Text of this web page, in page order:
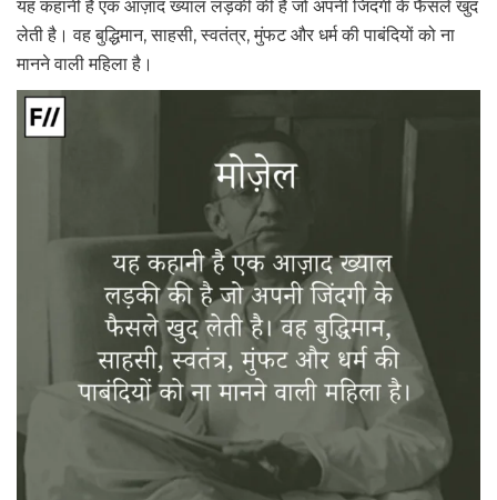
यह कहानी है एक आज़ाद ख्याल लड़की की है जो अपनी जिंदगी के फैसले खुद
लेती है। वह बुद्धिमान, साहसी, स्वतंत्र, मुंफट और धर्म की पाबंदियों को ना
मानने वाली महिला है।